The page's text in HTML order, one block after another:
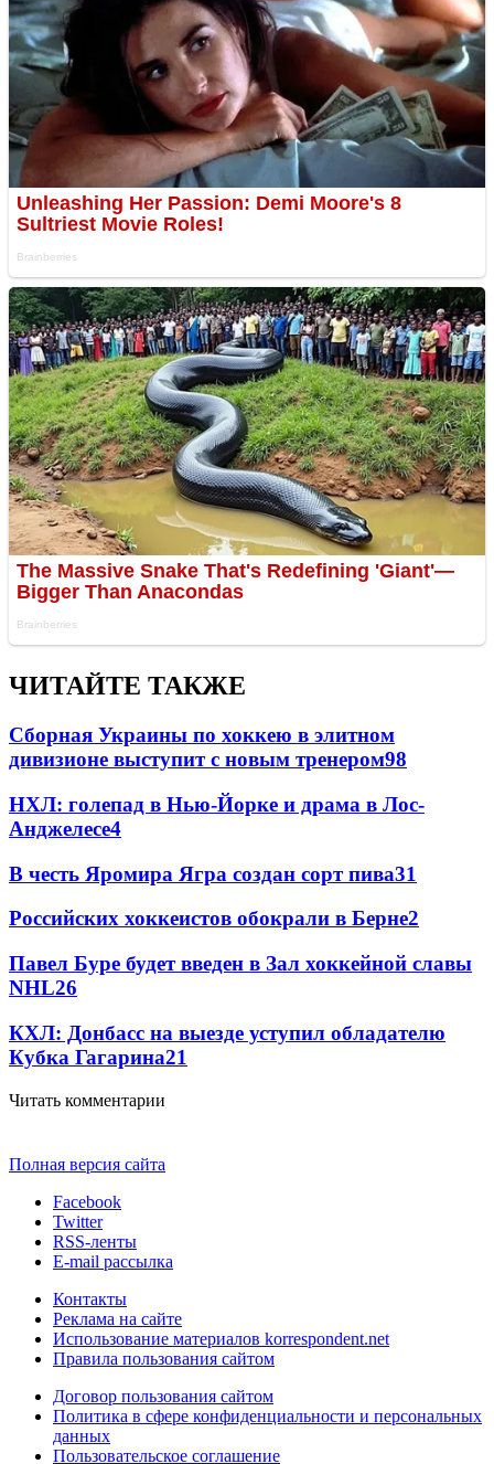
ЧИТАЙТЕ ТАКЖЕ
Сборная Украины по хоккею в элитном
дивизионе выступит с новым тренером98
НХЛ: голепад в Нью-Йорке и драма в Лос-
Анджелесе4
В честь Яромира Ягра создан сорт пива31
Российских хоккеистов обокрали в Берне2
Павел Буре будет введен в Зал хоккейной славы
NHL26
КХЛ: Донбасс на выезде уступил обладателю
Кубка Гагарина21
Читать комментарии
Полная версия сайта
Facebook
Twitter
RSS-ленты
E-mail рассылка
Контакты
Реклама на сайте
Использование материалов korrespondent.net
Правила пользования сайтом
Договор пользования сайтом
Политика в сфере конфиденциальности и персональных
данных
Пользовательское соглашение